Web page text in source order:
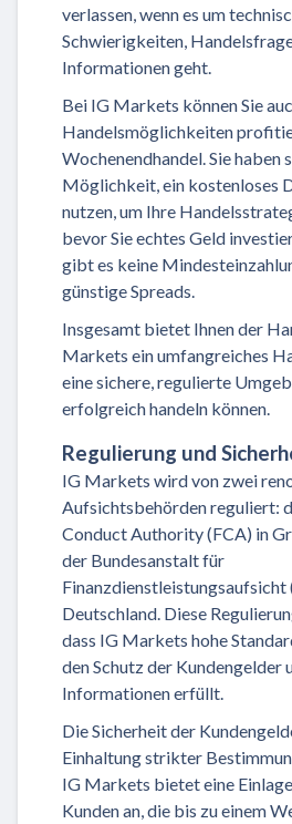
verlassen, wenn es um
Schwierigkeiten,
Informationen geht.
Bei IG Markets können Sie
Handelsmöglichkeiten
Wochenendhandel. Sie haben
Möglichkeit, ein kostenloses
nutzen, um Ihre
bevor Sie echtes Geld
gibt es keine
günstige Spreads.
Insgesamt bietet Ihnen der
Markets ein umfangreiches
eine sichere, regulierte
erfolgreich handeln können.
Regulierung und
IG Markets wird von zwei
Aufsichtsbehörden reguliert:
Conduct Authority (FCA) in
der Bundesanstalt für
Finanzdienstleistungsaufsicht
Deutschland. Diese
dass IG Markets hohe
den Schutz der Kundengelder
Informationen erfüllt.
Die Sicherheit der
Einhaltung strikter
IG Markets bietet eine
Kunden an, die bis zu einem